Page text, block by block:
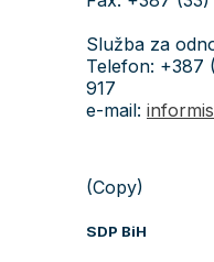
Služba za
Telefon: +387
917
e-mail:
(Copy)
SDP BiH